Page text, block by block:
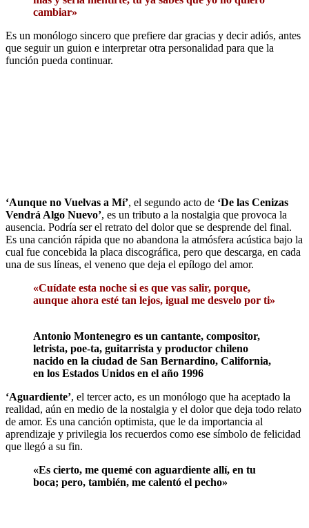
cambiar»
Es un monólogo sincero que prefiere dar gracias y decir adiós, antes
que seguir un guion e interpretar otra personalidad para que la
función pueda continuar.
‘Aunque no Vuelvas a Mí’, el segundo acto de ‘De las Cenizas
Vendrá Algo Nuevo’, es un tributo a la nostalgia que provoca la
ausencia. Podría ser el retrato del dolor que se desprende del final.
Es una canción rápida que no abandona la atmósfera acústica bajo la
cual fue concebida la placa discográfica, pero que descarga, en cada
una de sus líneas, el veneno que deja el epílogo del amor.
«Cuídate esta noche si es que vas salir, porque,
aunque ahora esté tan lejos, igual me desvelo por ti»
Antonio Montenegro es un cantante, compositor,
letrista, poe-ta, guitarrista y productor chileno
nacido en la ciudad de San Bernardino, California,
en los Estados Unidos en el año 1996
‘Aguardiente’, el tercer acto, es un monólogo que ha aceptado la
realidad, aún en medio de la nostalgia y el dolor que deja todo relato
de amor. Es una canción optimista, que le da importancia al
aprendizaje y privilegia los recuerdos como ese símbolo de felicidad
que llegó a su fin.
«Es cierto, me quemé con aguardiente allí, en tu
boca; pero, también, me calentó el pecho»